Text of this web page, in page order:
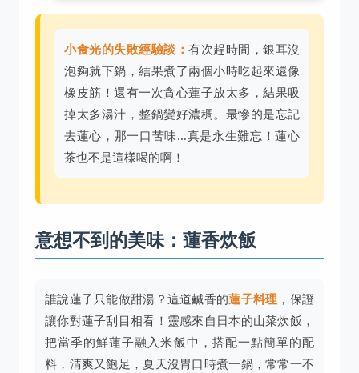
小食光的失敗經驗談： 有次趕時間，銀耳沒
泡夠就下鍋，結果煮了兩個小時吃起來還像
橡皮筋！還有一次貪心蓮子放太多，結果吸
掉太多湯汁，整鍋變好濃稠。最慘的是忘記
去蓮心，那一口苦味…真是永生難忘！蓮心
茶也不是這樣喝的啊！
意想不到的美味：蓮香炊飯
誰說蓮子只能做甜湯？這道鹹香的蓮子料理 ，保證
讓你對蓮子刮目相看！靈感來自日本的山菜炊飯，
把當季的鮮蓮子融入米飯中，搭配一點簡單的配
料，清爽又飽足，夏天沒胃口時煮一鍋，常常一不